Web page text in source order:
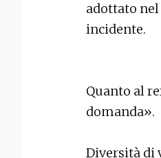
adottato
incidente.
Quanto al
domanda».
Diversità di